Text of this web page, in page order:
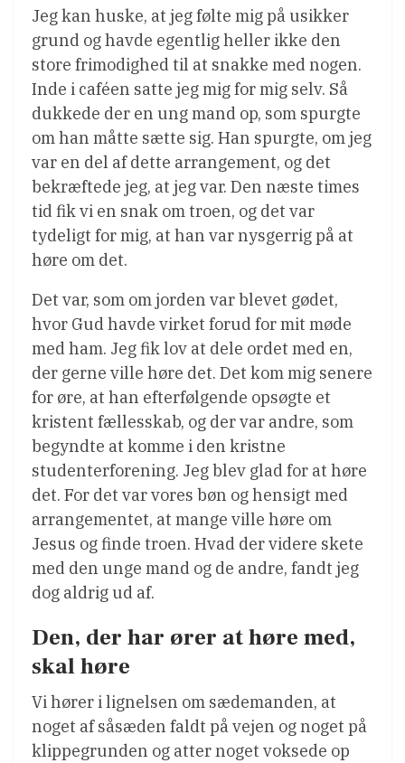
Jeg kan huske, at jeg følte mig på usikker
grund og havde egentlig heller ikke den
store frimodighed til at snakke med nogen.
Inde i caféen satte jeg mig for mig selv. Så
dukkede der en ung mand op, som spurgte
om han måtte sætte sig. Han spurgte, om jeg
var en del af dette arrangement, og det
bekræftede jeg, at jeg var. Den næste times
tid fik vi en snak om troen, og det var
tydeligt for mig, at han var nysgerrig på at
høre om det.
Det var, som om jorden var blevet gødet,
hvor Gud havde virket forud for mit møde
med ham. Jeg fik lov at dele ordet med en,
der gerne ville høre det. Det kom mig senere
for øre, at han efterfølgende opsøgte et
kristent fællesskab, og der var andre, som
begyndte at komme i den kristne
studenterforening. Jeg blev glad for at høre
det. For det var vores bøn og hensigt med
arrangementet, at mange ville høre om
Jesus og finde troen. Hvad der videre skete
med den unge mand og de andre, fandt jeg
dog aldrig ud af.
Den, der har ører at høre med,
skal høre
Vi hører i lignelsen om sædemanden, at
noget af såsæden faldt på vejen og noget på
klippegrunden og atter noget voksede op